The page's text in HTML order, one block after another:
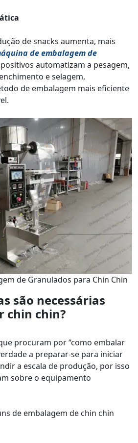
de snacks aumenta, mais
de embalagem de
automatizam a pesagem,
e selagem,
de embalagem mais eficiente
de Granulados para Chin Chin
são necessárias
chin chin?
procuram por “como embalar
a preparar-se para iniciar
a escala de produção, por isso
sobre o equipamento
de embalagem de chin chin